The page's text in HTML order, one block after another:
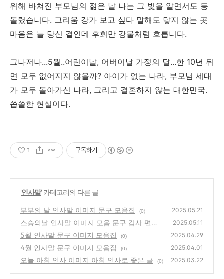
위해 바쳐진 부모님의 젊은 날 나는 그 빛을 알면서도 등
돌렸습니다. 그리움 강가 보고 싶다 말해도 닿지 않는 곳
마음은 늘 당신 곁인데 후회만 강물처럼 흐릅니다.
그나저나...5월..어린이날, 어버이날 가정의 달...한 10년 뒤
면 모두 없어지지 않을까? 아이가 없는 나라, 부모님 세대
가 모두 돌아가신 나라, 그리고 결혼하지 않는 대한민국.
씁쓸한 현실이다.
1 구독하기
'인사말' 카테고리의 다른 글
부부의 날 인사말 이미지 문구 모음집 (0) 2025.05.21
스승의날 인사말 이미지 모음 문구 감사 편지
글귀
(0)
2025.05.11
5월 인사말 문구 이미지 모음집 (0) 2025.04.29
4월 인사말 문구 이미지 모음집 (0) 2025.04.01
오늘 아침 인사 이미지 아침 인사로 좋은 글 (0) 2025.03.22